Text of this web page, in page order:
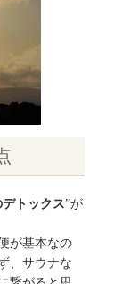
デトックス”が
が基本なの
、サウナな